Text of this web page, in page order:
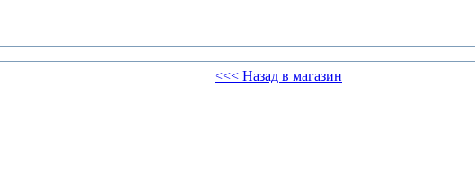
<<< Назад в магазин